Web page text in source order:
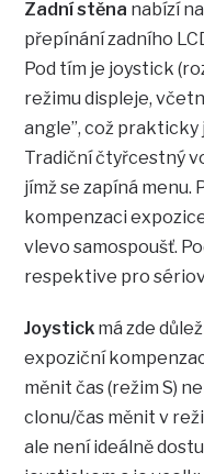
Zadní stěna nabízí
přepínání zadního
Pod tím je joystick
režimu displeje,
angle”, což prakticky
Tradiční čtyřcestný
jímž se zapíná menu.
kompenzaci
vlevo samospoušť.
respektive pro
Joystick má zde
expoziční
měnit čas (režim S)
clonu/čas měnit v
ale není ideálně